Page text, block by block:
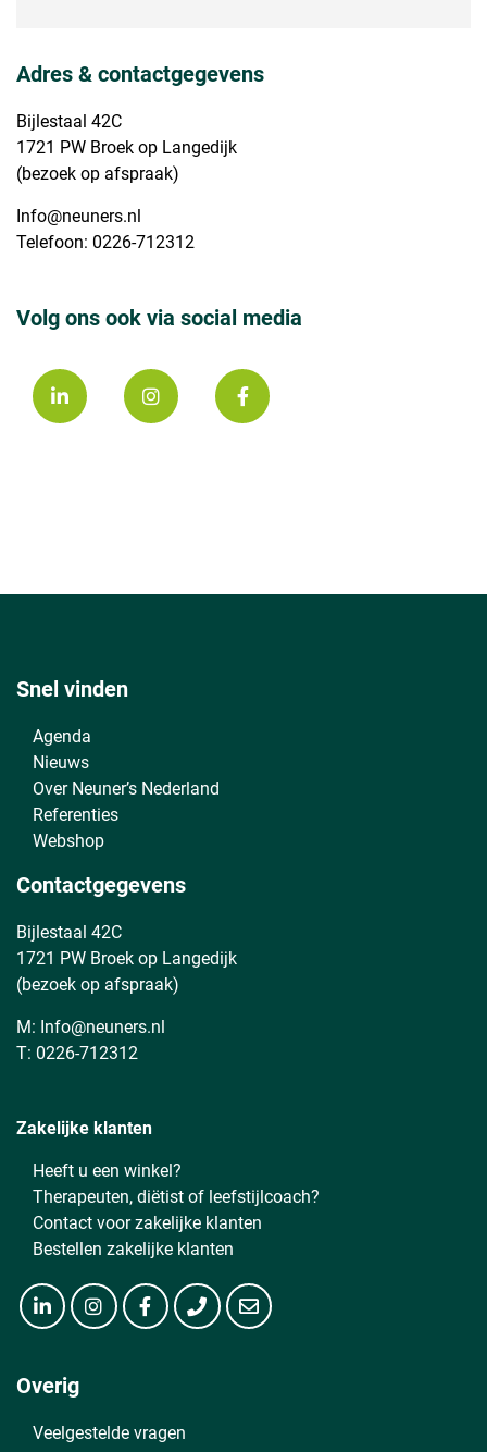
Adres & contactgegevens
Bijlestaal 42C
1721 PW Broek op Langedijk
(bezoek op afspraak)
Info@neuners.nl
Telefoon: 0226-712312
Volg ons ook via social media
Snel vinden
Agenda
Nieuws
Over Neuner’s Nederland
Referenties
Webshop
Contactgegevens
Bijlestaal 42C
1721 PW Broek op Langedijk
(bezoek op afspraak)
M: Info@neuners.nl
T: 0226-712312
Zakelijke klanten
Heeft u een winkel?
Therapeuten, diëtist of leefstijlcoach?
Contact voor zakelijke klanten
Bestellen zakelijke klanten
Overig
Veelgestelde vragen